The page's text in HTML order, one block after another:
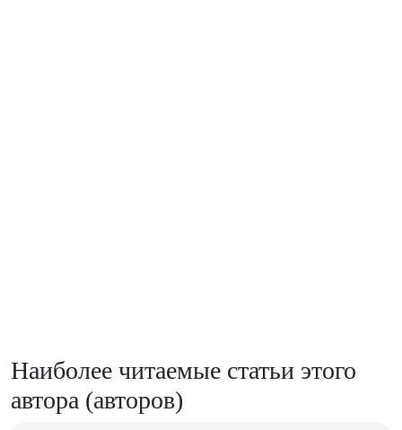
Наиболее читаемые статьи этого
автора (авторов)